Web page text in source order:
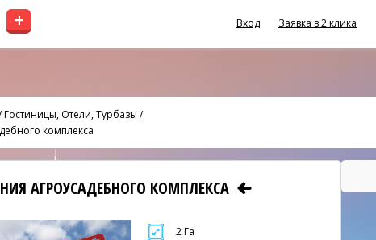
+ Вход Заявка в 2 клика
Гостиницы, Отели, Турбазы /
комплекса
АГРОУСАДЕБНОГО КОМПЛЕКСА
2 Га